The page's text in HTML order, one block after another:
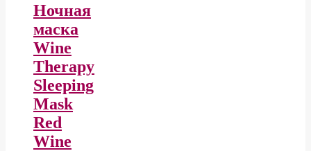
Ночная
маска
Wine
Therapy
Sleeping
Mask
Red
Wine